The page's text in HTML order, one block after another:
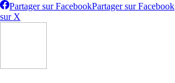
Partager sur FacebookPartager sur Facebook
sur X